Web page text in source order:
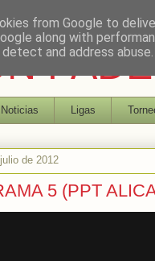
Noticias Ligas
de 2012
5 (PPT
from Google to
along with
and address abuse.